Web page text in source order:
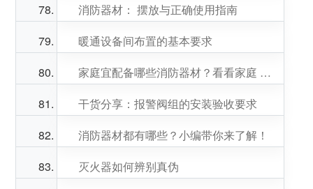
消防器材： 摆放与正确使用指南
暖通设备间布置的基本要求
家庭宜配备哪些消防器材？看看家庭 消防器材
干货分享：报警阀组的安装验收要求
消防器材都有哪些？小编带你来了解！
灭火器如何辨别真伪